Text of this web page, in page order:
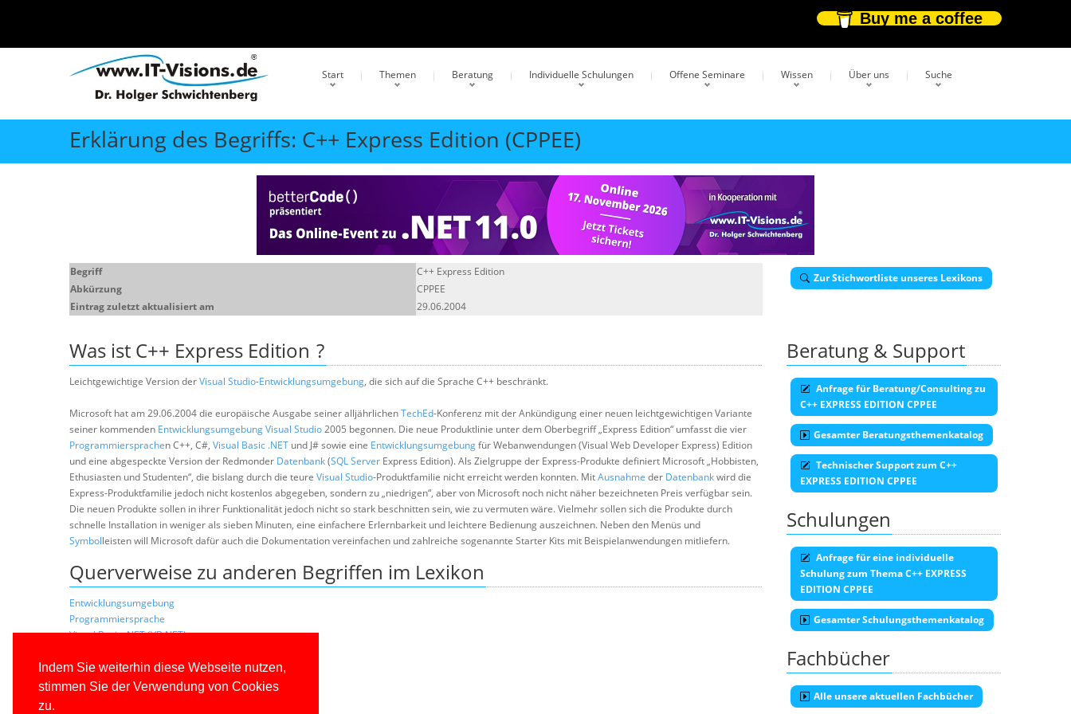
Indem Sie weiterhin diese Webseite nutzen,
stimmen Sie der Verwendung von Cookies
zu.
Buy me a coffee
Start Themen Beratung Individuelle Schulungen Offene Seminare Wissen Über uns Suche
Erklärung des Begriffs: C++ Express Edition (CPPEE)
Begriff
C++ Express Edition
Abkürzung
CPPEE
Eintrag zuletzt aktualisiert am
29.06.2004
Zur Stichwortliste unseres Lexikons
Was ist C++ Express Edition ?
Leichtgewichtige Version derVisual Studio-Entwicklungsumgebung, die sich auf die Sprache C++ beschränkt.
Microsoft hat am 29.06.2004 die europäische Ausgabe seiner alljährlichenTechEd-Konferenz mit der Ankündigung einer neuen leichtgewichtigen Variante
seiner kommenden EntwicklungsumgebungVisual Studio2005 begonnen. Die neue Produktlinie unter dem Oberbegriff „Express Edition“ umfasst die vier
Programmiersprachen C++, C#, Visual Basic .NET und J# sowie eine Entwicklungsumgebungfür Webanwendungen (Visual Web Developer Express) Edition
und eine abgespeckte Version der Redmonder Datenbank(SQL Server Express Edition). Als Zielgruppe der Express-Produkte definiert Microsoft „Hobbisten,
Ethusiasten und Studenten“, die bislang durch die teure Visual Studio-Produktfamilie nicht erreicht werden konnten. MitAusnahme der Datenbankwird die
Express-Produktfamilie jedoch nicht kostenlos abgegeben, sondern zu „niedrigen“, aber von Microsoft noch nicht näher bezeichneten Preis verfügbar sein.
Die neuen Produkte sollen in ihrer Funktionalität jedoch nicht so stark beschnitten sein, wie zu vermuten wäre. Vielmehr sollen sich die Produkte durch
schnelle Installation in weniger als sieben Minuten, eine einfachere Erlernbarkeit und leichtere Bedienung auszeichnen. Neben den Menüs und
Symbolleisten will Microsoft dafür auch die Dokumentation vereinfachen und zahlreiche sogenannte Starter Kits mit Beispielanwendungen mitliefern.
Querverweise zu anderen Begriffen im Lexikon
Entwicklungsumgebung
Programmiersprache
Visual Basic .NET (VB.NET)
SQL Server
Datenbank (DB)
Beratung & Support
Anfrage für Beratung/Consulting zu
C++ EXPRESS EDITION CPPEE
Gesamter Beratungsthemenkatalog
Technischer Support zum C++
EXPRESS EDITION CPPEE
Schulungen
Anfrage für eine individuelle
Schulung zum Thema C++ EXPRESS
EDITION CPPEE
Gesamter Schulungsthemenkatalog
Fachbücher
Alle unsere aktuellen Fachbücher